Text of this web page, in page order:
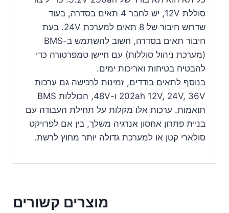
סוללת 12V, יש לחבר 4 תאים בסדרה, בעוד
שדרוש חיבור של 8 תאים למערכת 24V. בעת
חיבור תאים בסדרה, חשוב להשתמש ב-BMS
(מערכת ניהול סוללות) עם חיישן טמפרטורה כדי
להבטיח בטיחות ואריכות ימים.
בנוסף לתאים בודדים, זמינות לרכישה גם ערכות
202ah 12V, 24V, 36V ו-48V, הכוללות BMS
תואמות. ערכות אלו מקלות על תחילת העבודה עם
בניית פתרון אחסון אנרגיה משלך, בין אם לפרויקט
סולארי קטן או למערכת גדולה יותר מחוץ לרשת.
מוצרים קשורים